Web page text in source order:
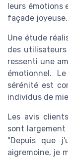
leurs émotions
façade joyeuse.
Une étude
des
ressenti une
émotionnel.
sérénité est
individus de
Les avis
sont
"Depuis que
aigremoine, je